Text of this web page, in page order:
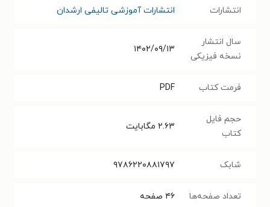
انتشارات انتشارات آموزشی تالیفی ارشدان
سال انتشار
نسخه فیزیکی
۱۴۰۲/۰۹/۱۳
فرمت کتاب PDF
حجم فایل
کتاب
۲.۶۳ مگابایت
شابک ۹۷۸۶۲۲۰۸۸۱۷۹۷
تعداد صفحه‌ها ۴۶ صفحه